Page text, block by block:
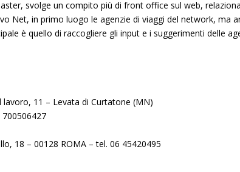
svolge un compito più di front office sul web,
Net, in primo luogo le agenzie di viaggi del network, ma
è quello di raccogliere gli input e i suggerimenti delle
lavoro, 11 – Levata di Curtatone (MN)
700506427
18 – 00128 ROMA – tel. 06 45420495